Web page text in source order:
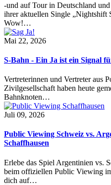
-und auf Tour in Deutschland
ihrer aktuellen Single „Nightshift
Wow!…
Mai 22, 2026
S-Bahn - Ein Ja ist ein Signal
Vertreterinnen und Vertreter aus
Zivilgesellschaft haben heute
Bahnknoten…
Juli 09, 2026
Public Viewing Schweiz vs.
Schaffhausen
Erlebe das Spiel Argentinien vs.
beim offiziellen Public Viewing
dich auf…